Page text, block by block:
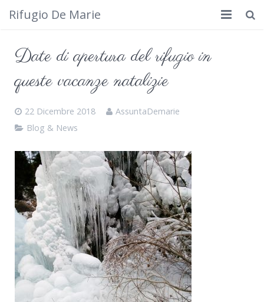
Rifugio De Marie
Cosa fare
Calendario
Cimbergo da vedere
Contatti
Date di apertura del rifugio in
queste vacanze natalizie
22 Dicembre 2018
AssuntaDemarie
Blog & News